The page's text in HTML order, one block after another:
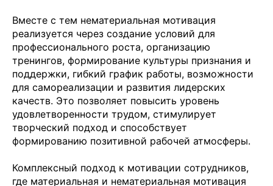
Вместе с тем нематериальная мотивация
реализуется через создание условий для
профессионального роста, организацию
тренингов, формирование культуры признания и
поддержки, гибкий график работы, возможности
для самореализации и развития лидерских
качеств. Это позволяет повысить уровень
удовлетворенности трудом, стимулирует
творческий подход и способствует
формированию позитивной рабочей атмосферы.
Комплексный подход к мотивации сотрудников,
где материальная и нематериальная мотивация